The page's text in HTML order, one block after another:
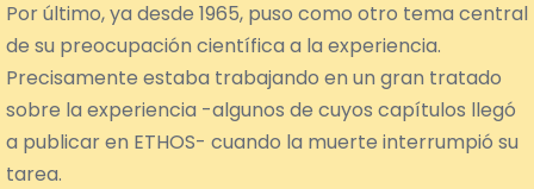
Por último, ya desde 1965, puso como otro tema central
de su preocupación científica a la experiencia.
Precisamente estaba trabajando en un gran tratado
sobre la experiencia -algunos de cuyos capítulos llegó
a publicar en ETHOS- cuando la muerte interrumpió su
tarea.